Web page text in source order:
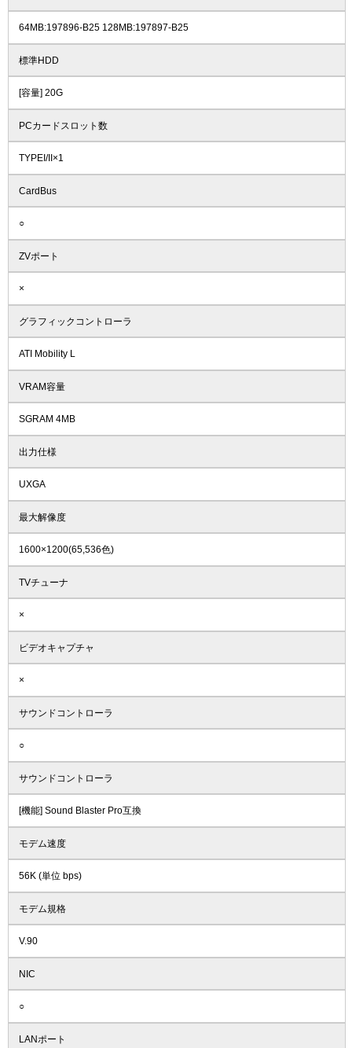
64MB:197896-B25 128MB:197897-B25
標準HDD
[容量] 20G
PCカードスロット数
TYPEI/II×1
CardBus
○
ZVポート
×
グラフィックコントローラ
ATI Mobility L
VRAM容量
SGRAM 4MB
出力仕様
UXGA
最大解像度
1600×1200(65,536色)
TVチューナ
×
ビデオキャプチャ
×
サウンドコントローラ
○
サウンドコントローラ
[機能] Sound Blaster Pro互換
モデム速度
56K (単位 bps)
モデム規格
V.90
NIC
○
LANポート